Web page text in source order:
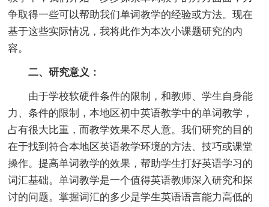
争取得一些可以帮助我们单词教学的经验或方法。现在
基于这些实际情况，我将此作为本次小课题研究的内
容。
二、研究意义：
由于学校软硬件条件的限制，和教师、学生自身能
力、条件的限制，本地区初中英语教学中的单词教学，
占有很大比重，而教学效果不尽人意。我们研究的目的
在于找到符合本地区英语教学环境的方法、技巧或课堂
操作。提高单词教学的效果，帮助学生打好英语学习的
词汇基础。单词教学是一个值得英语教师深入研究和探
讨的问题。掌握词汇的多少是学生英语语言能力高低的